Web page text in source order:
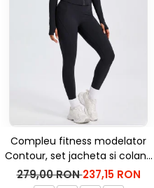
Compleu fitness modelator
Contour, set jacheta si colanti
cu talie inalta, Negru
279,00 RON237,15 RON